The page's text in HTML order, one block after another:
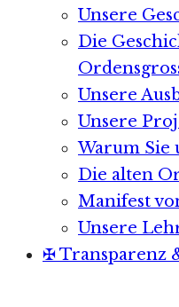
Unsere
Die
Unsere
Unsere
Warum Sie
Die alten
Manifest
Unsere
✠ Transparenz